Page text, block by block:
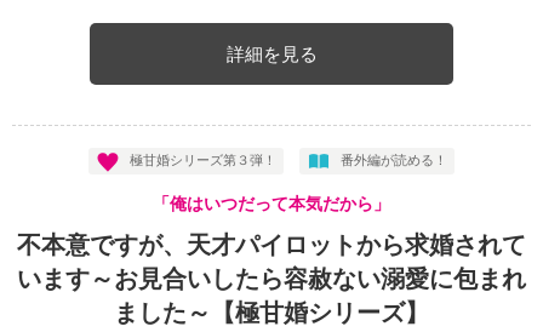
詳細を見る
極甘婚シリーズ第３弾！ 番外編が読める！
「俺はいつだって本気だから」
不本意ですが、天才パイロットから求婚されて
います～お見合いしたら容赦ない溺愛に包まれ
ました～【極甘婚シリーズ】